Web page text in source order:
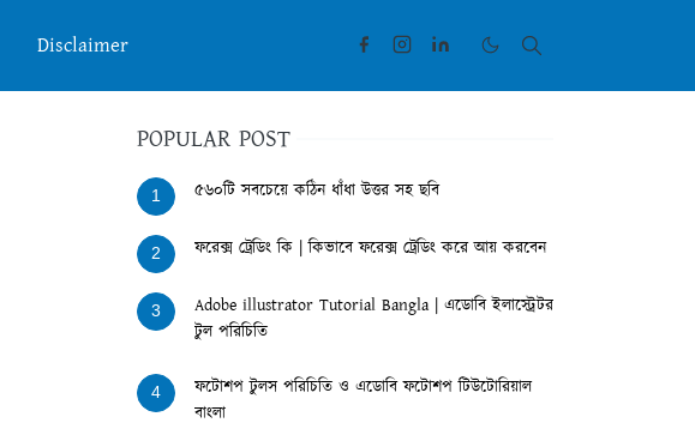
Disclaimer
POPULAR POST
1 ৫৬০টি সবচেয়ে কঠিন ধাঁধা উত্তর সহ ছবি
2 ফরেক্স ট্রেডিং কি | কিভাবে ফরেক্স ট্রেডিং করে আয় করবেন
3
Adobe illustrator Tutorial Bangla | এডোবি ইলাস্ট্রেটর
টুল পরিচিতি
4
ফটোশপ টুলস পরিচিতি ও এডোবি ফটোশপ টিউটোরিয়াল
বাংলা